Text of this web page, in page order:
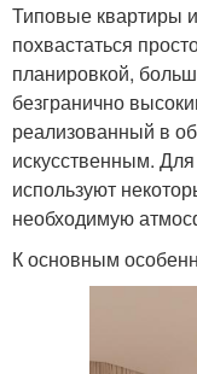
Типовые квартиры
похвастаться
планировкой,
безгранично
реализованный в
искусственным.
используют
необходимую
К основным